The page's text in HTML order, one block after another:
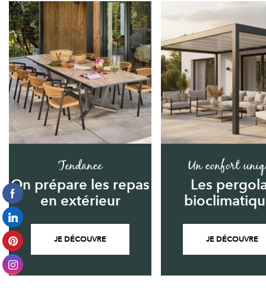
Tendance
On prépare les repas
en extérieur
JE DÉCOUVRE
Un confort
Les
JE DÉCOUVRE